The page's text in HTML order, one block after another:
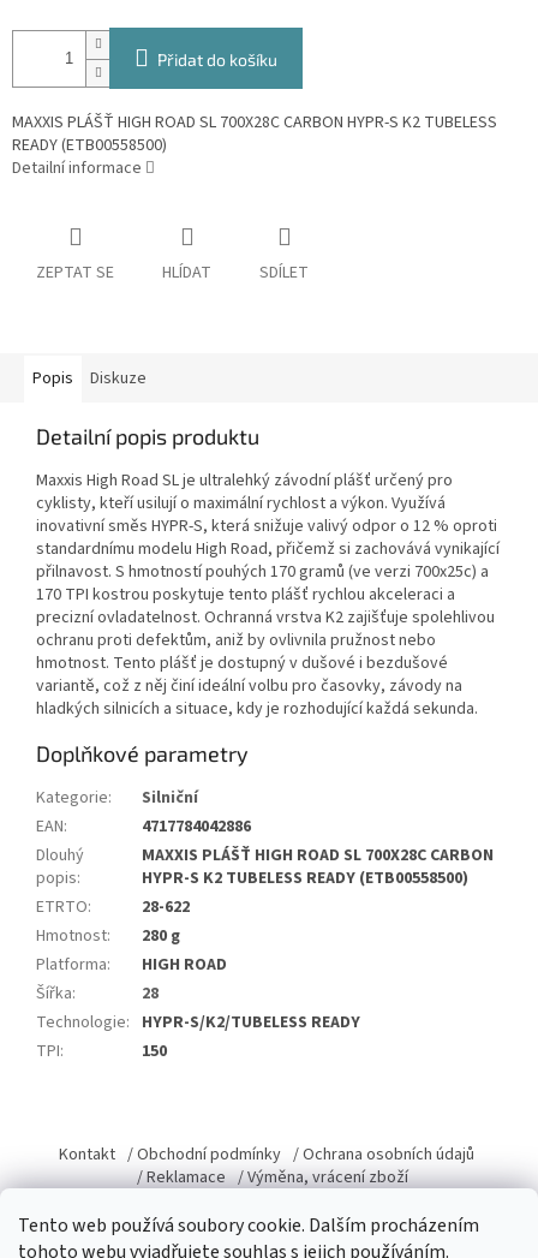
Tento web používá soubory cookie. Dalším procházením
tohoto webu vyjadřujete souhlas s jejich používáním.
Přidat do košíku
MAXXIS PLÁŠŤ HIGH ROAD SL 700X28C CARBON HYPR-S K2 TUBELESS
READY (ETB00558500)
Detailní informace
ZEPTAT SE HLÍDAT SDÍLET
Popis Diskuze
Detailní popis produktu
Maxxis High Road SL je ultralehký závodní plášť určený pro
cyklisty, kteří usilují o maximální rychlost a výkon. Využívá
inovativní směs HYPR-S, která snižuje valivý odpor o 12 % oproti
standardnímu modelu High Road, přičemž si zachovává vynikající
přilnavost. S hmotností pouhých 170 gramů (ve verzi 700x25c) a
170 TPI kostrou poskytuje tento plášť rychlou akceleraci a
precizní ovladatelnost. Ochranná vrstva K2 zajišťuje spolehlivou
ochranu proti defektům, aniž by ovlivnila pružnost nebo
hmotnost. Tento plášť je dostupný v dušové i bezdušové
variantě, což z něj činí ideální volbu pro časovky, závody na
hladkých silnicích a situace, kdy je rozhodující každá sekunda.
Doplňkové parametry
Kategorie:
Silniční
EAN:
4717784042886
Dlouhý
popis:
MAXXIS PLÁŠŤ HIGH ROAD SL 700X28C CARBON
HYPR-S K2 TUBELESS READY (ETB00558500)
ETRTO:
28-622
Hmotnost:
280 g
Platforma:
HIGH ROAD
Šířka:
28
Technologie: HYPR-S/K2/TUBELESS READY
TPI: 150
p
a
Kontakt / Obchodní podmínky / Ochrana osobních údajů
/ Reklamace / Výměna, vrácení zboží